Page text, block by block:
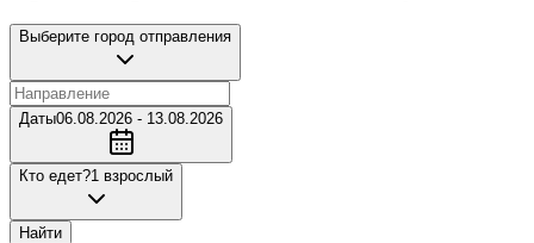
Выберите город отправления
Даты06.08.2026 - 13.08.2026
Кто едет?1 взрослый
Найти